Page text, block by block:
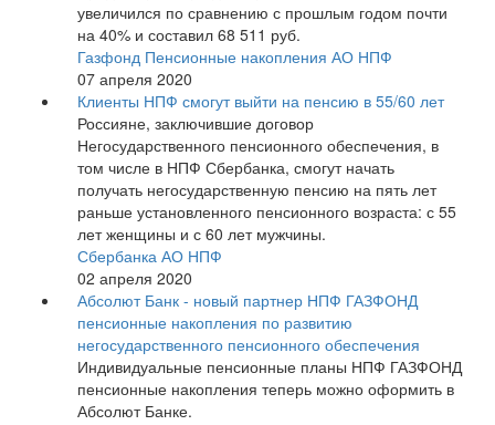
увеличился по сравнению с прошлым годом почти
на 40% и составил 68 511 руб.
Газфонд Пенсионные накопления АО НПФ
07 апреля 2020
Клиенты НПФ смогут выйти на пенсию в 55/60 лет
Россияне, заключившие договор
Негосударственного пенсионного обеспечения, в
том числе в НПФ Сбербанка, смогут начать
получать негосударственную пенсию на пять лет
раньше установленного пенсионного возраста: с 55
лет женщины и с 60 лет мужчины.
Сбербанка АО НПФ
02 апреля 2020
Абсолют Банк - новый партнер НПФ ГАЗФОНД
пенсионные накопления по развитию
негосударственного пенсионного обеспечения
Индивидуальные пенсионные планы НПФ ГАЗФОНД
пенсионные накопления теперь можно оформить в
Абсолют Банке.